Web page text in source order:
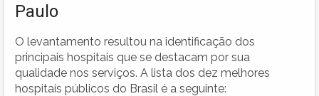
Paulo
O levantamento resultou na identificação dos
principais hospitais que se destacam por sua
qualidade nos serviços. A lista dos dez melhores
hospitais públicos do Brasil é a seguinte: